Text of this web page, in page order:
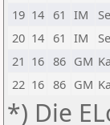
19 14 61 IM
20 14 61 IM
21 16 86 GM
22 16 86 GM
*) Die